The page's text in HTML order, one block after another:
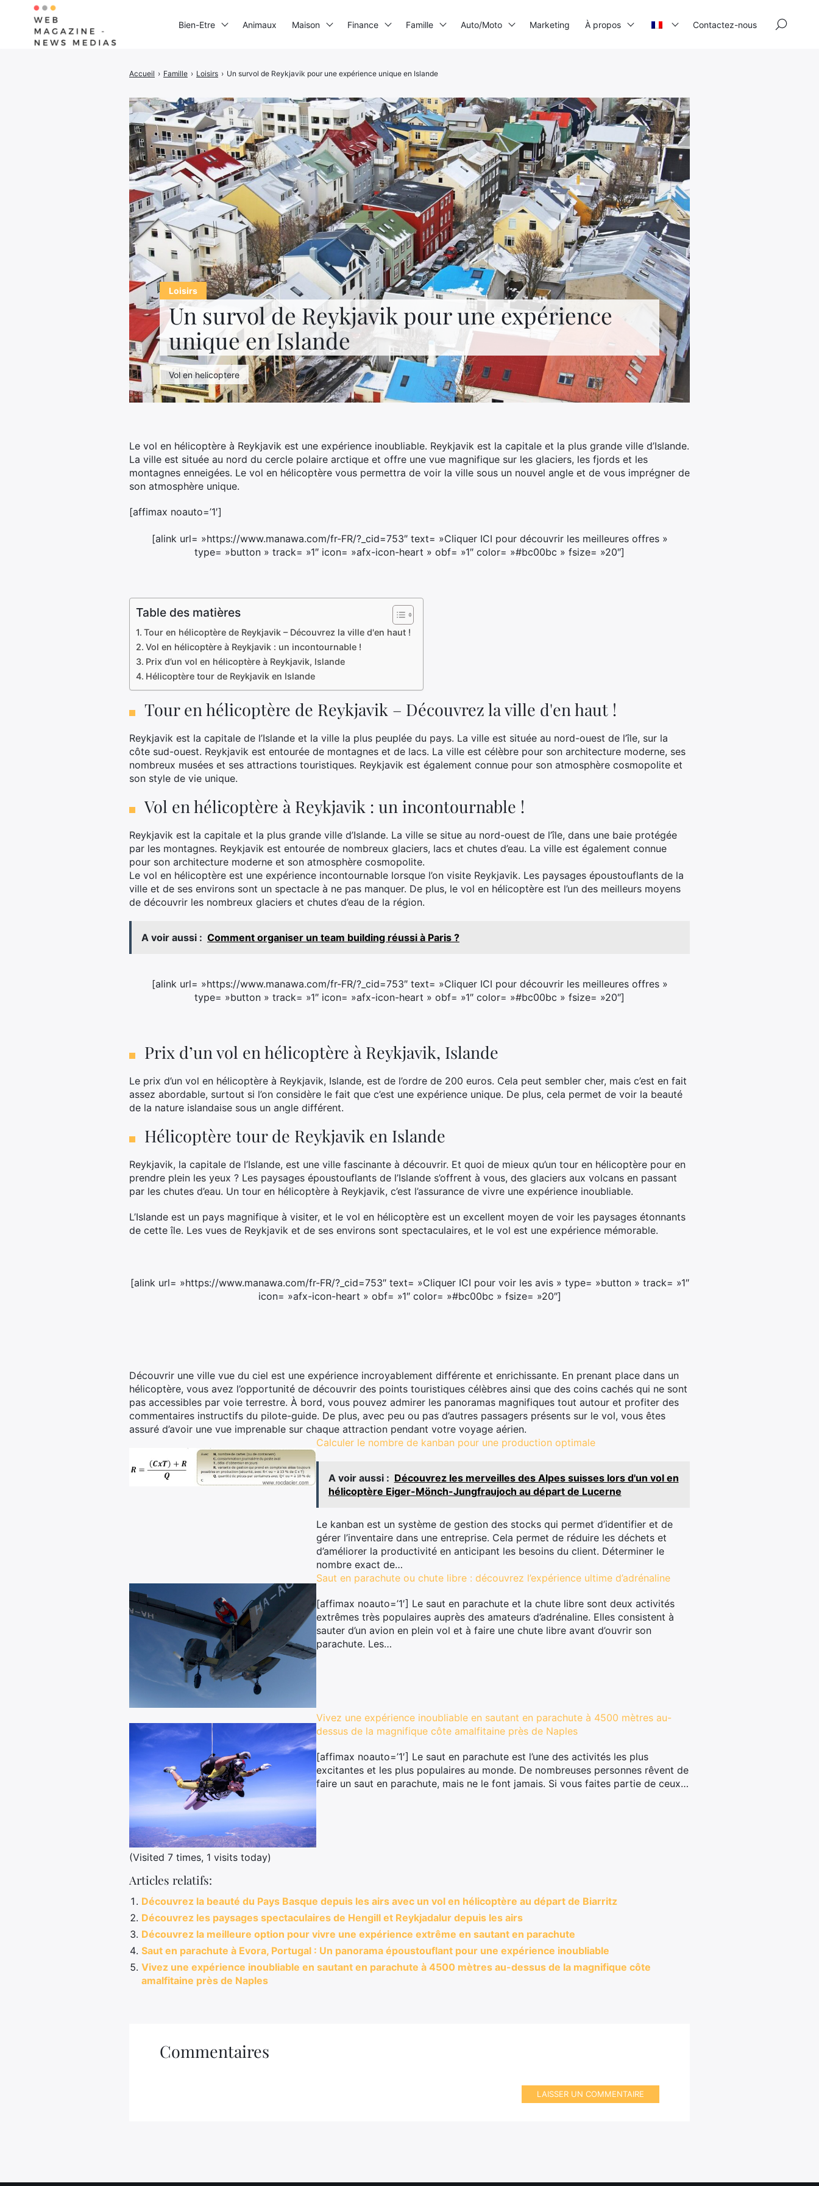
Loisirs
Un survol de Reykjavik pour une expérience
unique en Islande
Vol en helicoptere
Accueil › Famille › Loisirs › Un survol de Reykjavik pour une expérience unique en Islande
Le vol en hélicoptère à Reykjavik est une expérience inoubliable. Reykjavik est la capitale et la plus grande ville d’Islande.
La ville est située au nord du cercle polaire arctique et offre une vue magnifique sur les glaciers, les fjords et les
montagnes enneigées. Le vol en hélicoptère vous permettra de voir la ville sous un nouvel angle et de vous imprégner de
son atmosphère unique.
[affimax noauto=’1′]
[alink url= »https://www.manawa.com/fr-FR/?_cid=753″ text= »Cliquer ICI pour découvrir les meilleures offres »
type= »button » track= »1″ icon= »afx-icon-heart » obf= »1″ color= »#bc00bc » fsize= »20″]
Table des matières
Tour en hélicoptère de Reykjavik – Découvrez la ville d'en haut !
Vol en hélicoptère à Reykjavik : un incontournable !
Prix d’un vol en hélicoptère à Reykjavik, Islande
Hélicoptère tour de Reykjavik en Islande
Tour en hélicoptère de Reykjavik – Découvrez la ville d'en haut !
Reykjavik est la capitale de l’Islande et la ville la plus peuplée du pays. La ville est située au nord-ouest de l’île, sur la
côte sud-ouest. Reykjavik est entourée de montagnes et de lacs. La ville est célèbre pour son architecture moderne, ses
nombreux musées et ses attractions touristiques. Reykjavik est également connue pour son atmosphère cosmopolite et
son style de vie unique.
Vol en hélicoptère à Reykjavik : un incontournable !
Reykjavik est la capitale et la plus grande ville d’Islande. La ville se situe au nord-ouest de l’île, dans une baie protégée
par les montagnes. Reykjavik est entourée de nombreux glaciers, lacs et chutes d’eau. La ville est également connue
pour son architecture moderne et son atmosphère cosmopolite.
Le vol en hélicoptère est une expérience incontournable lorsque l’on visite Reykjavik. Les paysages époustouflants de la
ville et de ses environs sont un spectacle à ne pas manquer. De plus, le vol en hélicoptère est l’un des meilleurs moyens
de découvrir les nombreux glaciers et chutes d’eau de la région.
A voir aussi : Comment organiser un team building réussi à Paris ?
[alink url= »https://www.manawa.com/fr-FR/?_cid=753″ text= »Cliquer ICI pour découvrir les meilleures offres »
type= »button » track= »1″ icon= »afx-icon-heart » obf= »1″ color= »#bc00bc » fsize= »20″]
Prix d’un vol en hélicoptère à Reykjavik, Islande
Le prix d’un vol en hélicoptère à Reykjavik, Islande, est de l’ordre de 200 euros. Cela peut sembler cher, mais c’est en fait
assez abordable, surtout si l’on considère le fait que c’est une expérience unique. De plus, cela permet de voir la beauté
de la nature islandaise sous un angle différent.
Hélicoptère tour de Reykjavik en Islande
Reykjavik, la capitale de l’Islande, est une ville fascinante à découvrir. Et quoi de mieux qu’un tour en hélicoptère pour en
prendre plein les yeux ? Les paysages époustouflants de l’Islande s’offrent à vous, des glaciers aux volcans en passant
par les chutes d’eau. Un tour en hélicoptère à Reykjavik, c’est l’assurance de vivre une expérience inoubliable.
L’Islande est un pays magnifique à visiter, et le vol en hélicoptère est un excellent moyen de voir les paysages étonnants
de cette île. Les vues de Reykjavik et de ses environs sont spectaculaires, et le vol est une expérience mémorable.
[alink url= »https://www.manawa.com/fr-FR/?_cid=753″ text= »Cliquer ICI pour voir les avis » type= »button » track= »1″
icon= »afx-icon-heart » obf= »1″ color= »#bc00bc » fsize= »20″]
Découvrir une ville vue du ciel est une expérience incroyablement différente et enrichissante. En prenant place dans un
hélicoptère, vous avez l’opportunité de découvrir des points touristiques célèbres ainsi que des coins cachés qui ne sont
pas accessibles par voie terrestre. À bord, vous pouvez admirer les panoramas magnifiques tout autour et profiter des
commentaires instructifs du pilote-guide. De plus, avec peu ou pas d’autres passagers présents sur le vol, vous êtes
assuré d’avoir une vue imprenable sur chaque attraction pendant votre voyage aérien.
Calculer le nombre de kanban pour une production optimale
A voir aussi : Découvrez les merveilles des Alpes suisses lors d'un vol en
hélicoptère Eiger-Mönch-Jungfraujoch au départ de Lucerne
Le kanban est un système de gestion des stocks qui permet d’identifier et de
gérer l’inventaire dans une entreprise. Cela permet de réduire les déchets et
d’améliorer la productivité en anticipant les besoins du client. Déterminer le
nombre exact de…
Saut en parachute ou chute libre : découvrez l’expérience ultime d’adrénaline
[affimax noauto=’1′] Le saut en parachute et la chute libre sont deux activités
extrêmes très populaires auprès des amateurs d’adrénaline. Elles consistent à
sauter d’un avion en plein vol et à faire une chute libre avant d’ouvrir son
parachute. Les…
Vivez une expérience inoubliable en sautant en parachute à 4500 mètres au-
dessus de la magnifique côte amalfitaine près de Naples
[affimax noauto=’1′] Le saut en parachute est l’une des activités les plus
excitantes et les plus populaires au monde. De nombreuses personnes rêvent de
faire un saut en parachute, mais ne le font jamais. Si vous faites partie de ceux…
(Visited 7 times, 1 visits today)
Articles relatifs:
Découvrez la beauté du Pays Basque depuis les airs avec un vol en hélicoptère au départ de Biarritz
Découvrez les paysages spectaculaires de Hengill et Reykjadalur depuis les airs
Découvrez la meilleure option pour vivre une expérience extrême en sautant en parachute
Saut en parachute à Evora, Portugal : Un panorama époustouflant pour une expérience inoubliable
Vivez une expérience inoubliable en sautant en parachute à 4500 mètres au-dessus de la magnifique côte
amalfitaine près de Naples
Commentaires
LAISSER UN COMMENTAIRE
Bien-Etre Animaux Maison
Imprimante 3D
Electrogène
Finance Famille Auto/Moto Marketing À propos Contactez-nous
Rechercher